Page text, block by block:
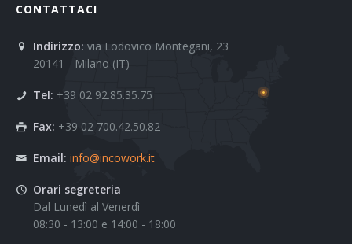
CONTATTACI
Indirizzo: via Lodovico Montegani, 23
20141 - Milano (IT)
Tel: +39 02 92.85.35.75
Fax: +39 02 700.42.50.82
Email: info@incowork.it
Orari segreteria
Dal Lunedì al Venerdì
08:30 - 13:00 e 14:00 - 18:00